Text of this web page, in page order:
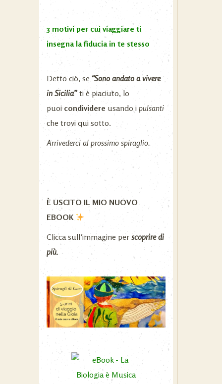
3 motivi per cui viaggiare ti
insegna la fiducia in te stesso
Detto ciò, se “Sono andato a vivere
in Sicilia” ti è piaciuto, lo
puoicondividere usando i pulsanti
che trovi qui sotto.
Arrivederci al prossimo spiraglio.
È USCITO IL MIO NUOVO
EBOOK
Clicca sull’immagine per scoprire di
più.